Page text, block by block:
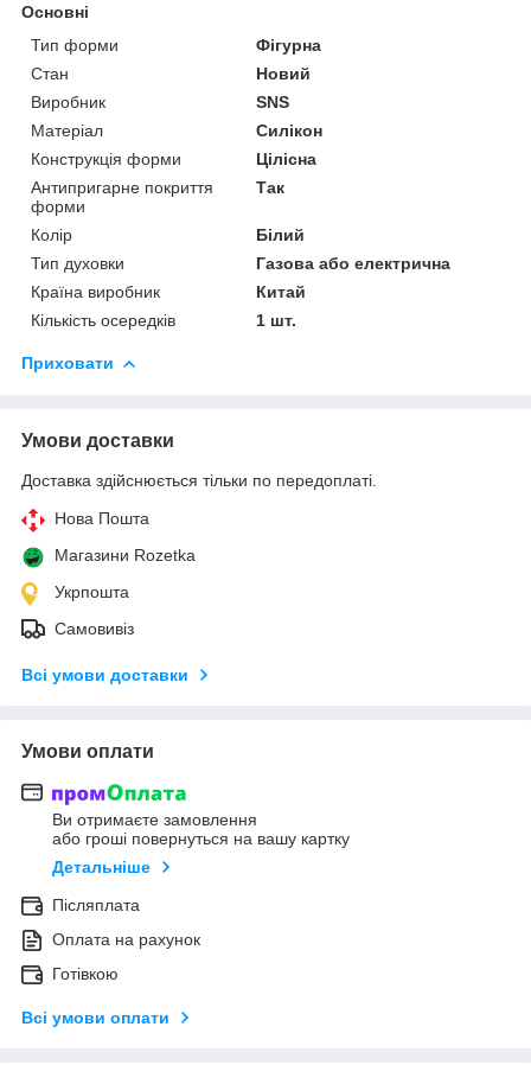
Основні
Тип форми
Фігурна
Стан
Новий
Виробник
SNS
Матеріал
Силікон
Конструкція форми
Цілісна
Антипригарне покриття
форми
Так
Колір
Білий
Тип духовки
Газова або електрична
Країна виробник
Китай
Кількість осередків
1 шт.
Приховати
Умови доставки
Доставка здійснюється тільки по передоплаті.
Нова Пошта
Магазини Rozetka
Укрпошта
Самовивіз
Всі умови доставки
Умови оплати
Ви отримаєте замовлення
або гроші повернуться на вашу картку
Детальніше
Післяплата
Оплата на рахунок
Готівкою
Всі умови оплати